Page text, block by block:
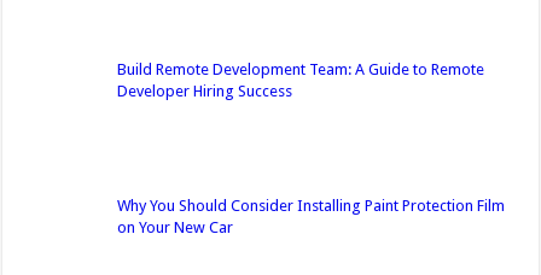
Build Remote Development Team: A Guide to Remote
Developer Hiring Success
Why You Should Consider Installing Paint Protection Film
on Your New Car